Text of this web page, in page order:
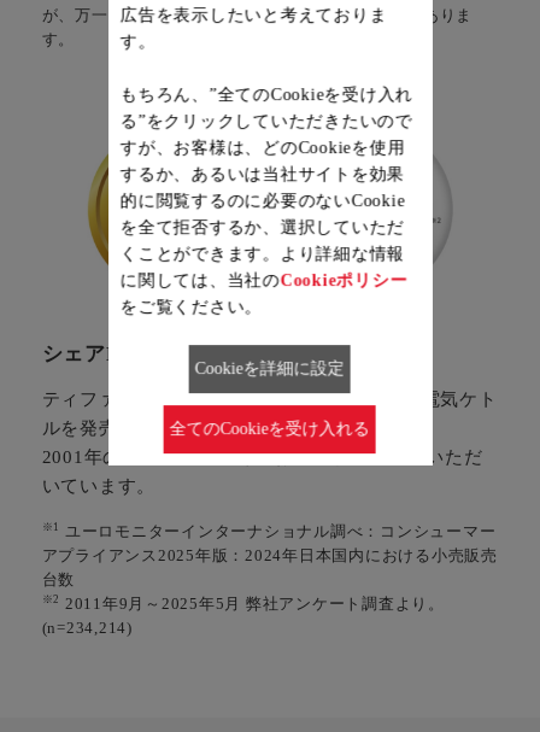
が、万一転倒した場合は、お湯がこぼれ出る場合がありま
す。
シェアNO.1 & 満足度99% ※2
ティファールは、世界で初めてコードレス式電気ケト
ルを発売したパイオニア。​
2001年の発売以来、多くのお客様からご愛用いただ
いています。
※1
ユーロモニターインターナショナル調べ：コンシューマー
アプライアンス2025年版：2024年日本国内における小売販売
台数
※2
2011年9月～2025年5月 弊社アンケート調査より。
(n=234,214)
広告を表示したいと考えておりま
す。
もちろん、”全てのCookieを受け入れ
る”をクリックしていただきたいので
すが、お客様は、どのCookieを使用
するか、あるいは当社サイトを効果
的に閲覧するのに必要のないCookie
を全て拒否するか、選択していただ
くことができます。より詳細な情報
に関しては、当社のCookieポリシー
をご覧ください。
Cookieを詳細に設定
全てのCookieを受け入れる